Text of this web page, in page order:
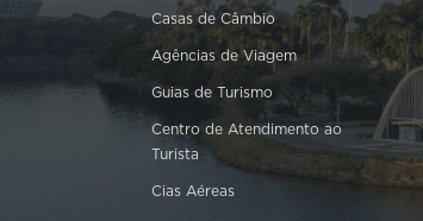
Casas de Câmbio
Agências de Viagem
Guias de Turismo
Centro de Atendimento ao
Turista
Cias Aéreas